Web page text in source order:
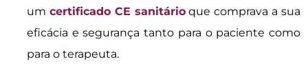
um certificado CE sanitárioque comprava a sua
eficácia e segurança tanto para o paciente como
para o terapeuta.